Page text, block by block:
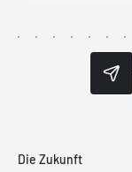
Die Zukunft